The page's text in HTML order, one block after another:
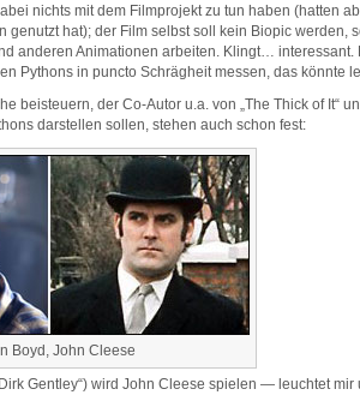
nichts mit dem Filmprojekt zu tun haben (hatten
genutzt hat); der Film selbst soll kein Biopic werden,
anderen Animationen arbeiten. Klingt… interessant.
Pythons in puncto Schrägheit messen, das könnte
beisteuern, der Co-Autor u.a. von „The Thick of It“
darstellen sollen, stehen auch schon fest:
Boyd, John Cleese
Gentley“) wird John Cleese spielen — leuchtet